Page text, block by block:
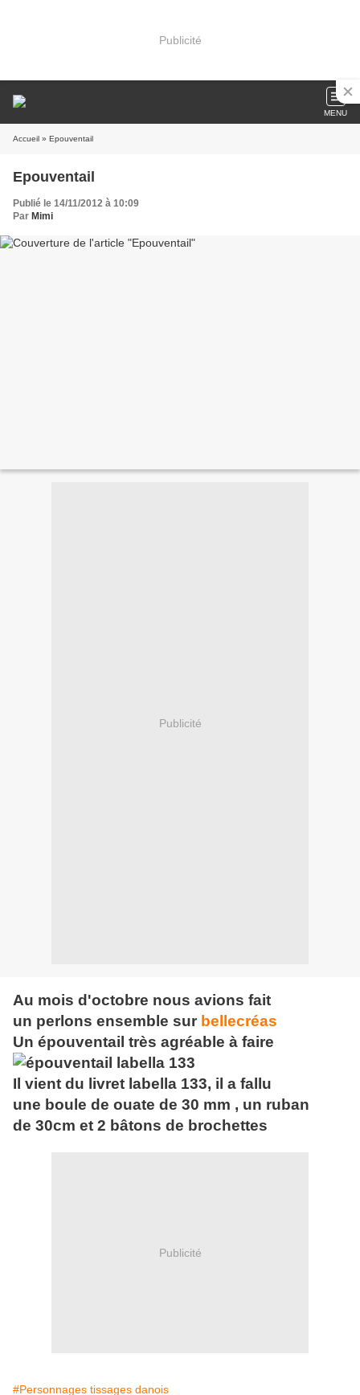
Publicité
MENU
Accueil » Epouventail
Epouventail
Publié le 14/11/2012 à 10:09
Par Mimi
Publicité
Au mois d'octobre nous avions fait
un perlons ensemble sur bellecréas
Un épouventail très agréable à faire
Il vient du livret labella 133, il a fallu
une boule de ouate de 30 mm , un ruban
de 30cm et 2 bâtons de brochettes
Publicité
#Personnages tissages danois